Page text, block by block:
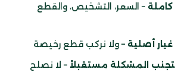
– السعر، التشخيص، والقطع
أصلية – ولا نركب قطع رخيصة
المشكلة مستقبلاً – لا نصلح